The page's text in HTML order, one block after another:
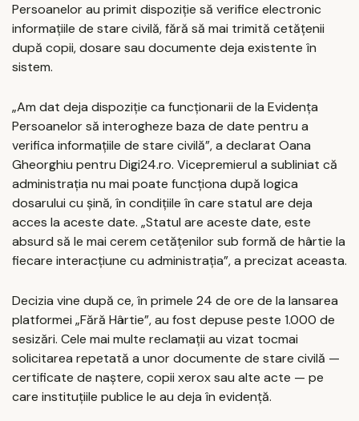
Persoanelor au primit dispoziție să verifice electronic
informațiile de stare civilă, fără să mai trimită cetățenii
după copii, dosare sau documente deja existente în
sistem.
„Am dat deja dispoziție ca funcționarii de la Evidența
Persoanelor să interogheze baza de date pentru a
verifica informațiile de stare civilă”, a declarat Oana
Gheorghiu pentru Digi24.ro. Vicepremierul a subliniat că
administrația nu mai poate funcționa după logica
dosarului cu șină, în condițiile în care statul are deja
acces la aceste date. „Statul are aceste date, este
absurd să le mai cerem cetățenilor sub formă de hârtie la
fiecare interacțiune cu administrația”, a precizat aceasta.
Decizia vine după ce, în primele 24 de ore de la lansarea
platformei „Fără Hârtie”, au fost depuse peste 1.000 de
sesizări. Cele mai multe reclamații au vizat tocmai
solicitarea repetată a unor documente de stare civilă —
certificate de naștere, copii xerox sau alte acte — pe
care instituțiile publice le au deja în evidență.